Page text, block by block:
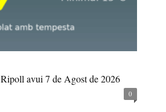
avui 7 de Agost de 2026
0